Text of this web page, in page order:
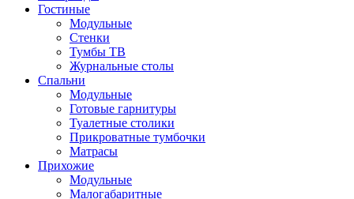
Гостиные
Модульные
Стенки
Тумбы ТВ
Журнальные столы
Спальни
Модульные
Готовые гарнитуры
Туалетные столики
Прикроватные тумбочки
Матрасы
Прихожие
Модульные
Малогабаритные